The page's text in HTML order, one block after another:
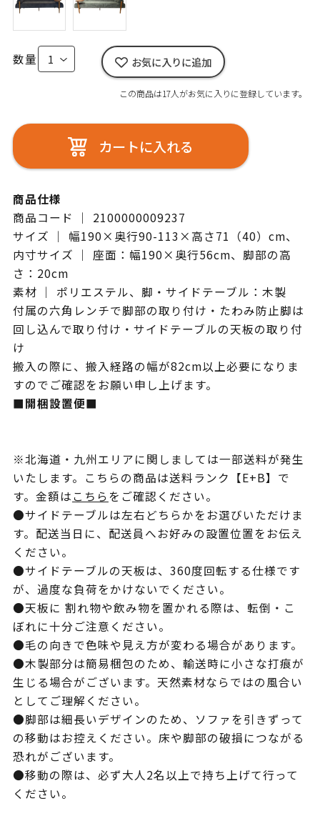
数量 お気に入りに追加
この商品は17人がお気に入りに登録しています。
カートに入れる
商品仕様
商品コード ｜ 2100000009237
サイズ ｜ 幅190×奥行90-113×高さ71（40）cm、
内寸サイズ ｜ 座面：幅190×奥行56cm、脚部の高
さ：20cm
素材 ｜ ポリエステル、脚・サイドテーブル：木製
付属の六角レンチで脚部の取り付け・たわみ防止脚は
回し込んで取り付け・サイドテーブルの天板の取り付
け
搬入の際に、搬入経路の幅が82cm以上必要になりま
すのでご確認をお願い申し上げます。
■開梱設置便■
※北海道・九州エリアに関しましては一部送料が発生
いたします。こちらの商品は送料ランク【E+B】で
す。金額はこちらをご確認ください。
●サイドテーブルは左右どちらかをお選びいただけま
す。配送当日に、配送員へお好みの設置位置をお伝え
ください。
●サイドテーブルの天板は、360度回転する仕様です
が、過度な負荷をかけないでください。
●天板に 割れ物や飲み物を置かれる際は、転倒・こ
ぼれに十分ご注意ください。
●毛の向きで色味や見え方が変わる場合があります。
●木製部分は簡易梱包のため、輸送時に小さな打痕が
生じる場合がございます。天然素材ならではの風合い
としてご理解ください。
●脚部は細長いデザインのため、ソファを引きずって
の移動はお控えください。床や脚部の破損につながる
恐れがございます。
●移動の際は、必ず大人2名以上で持ち上げて行って
ください。